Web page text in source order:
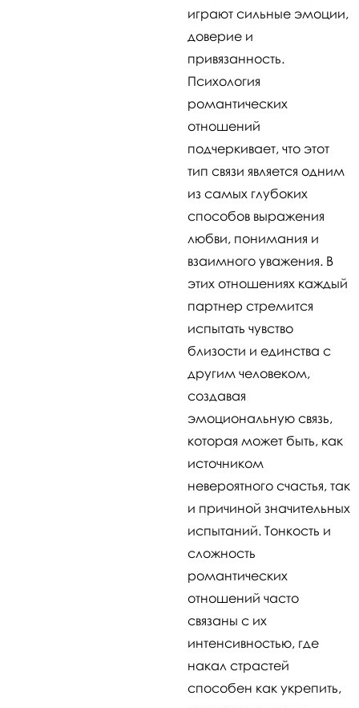
играют сильные эмоции,
доверие и
привязанность.
Психология
романтических
отношений
подчеркивает, что этот
тип связи является одним
из самых глубоких
способов выражения
любви, понимания и
взаимного уважения. В
этих отношениях каждый
партнер стремится
испытать чувство
близости и единства с
другим человеком,
создавая
эмоциональную связь,
которая может быть, как
источником
невероятного счастья, так
и причиной значительных
испытаний. Тонкость и
сложность
романтических
отношений часто
связаны с их
интенсивностью, где
накал страстей
способен как укрепить,